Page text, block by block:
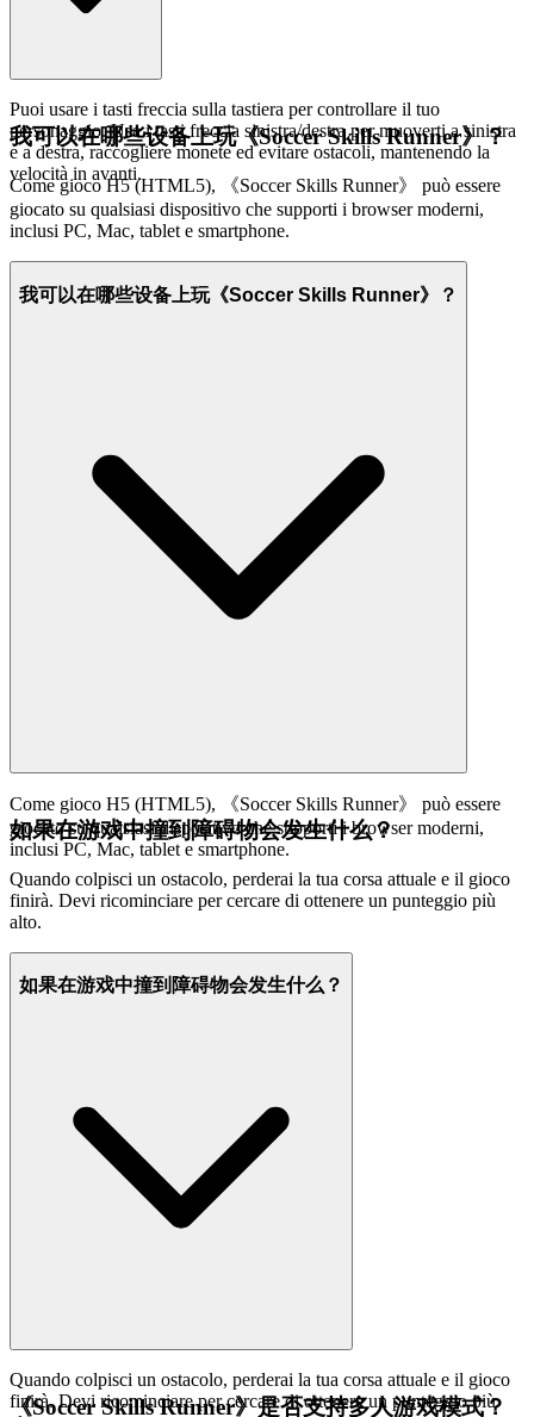
Puoi usare i tasti freccia sulla tastiera per controllare il tuo
personaggio. Usa i tasti freccia sinistra/destra per muoverti a sinistra
e a destra, raccogliere monete ed evitare ostacoli, mantenendo la
velocità in avanti.
我可以在哪些设备上玩《Soccer Skills Runner》？
Come gioco H5 (HTML5), 《Soccer Skills Runner》 può essere
giocato su qualsiasi dispositivo che supporti i browser moderni,
inclusi PC, Mac, tablet e smartphone.
我可以在哪些设备上玩《Soccer Skills Runner》？
Come gioco H5 (HTML5), 《Soccer Skills Runner》 può essere
giocato su qualsiasi dispositivo che supporti i browser moderni,
inclusi PC, Mac, tablet e smartphone.
如果在游戏中撞到障碍物会发生什么？
Quando colpisci un ostacolo, perderai la tua corsa attuale e il gioco
finirà. Devi ricominciare per cercare di ottenere un punteggio più
alto.
如果在游戏中撞到障碍物会发生什么？
Quando colpisci un ostacolo, perderai la tua corsa attuale e il gioco
finirà. Devi ricominciare per cercare di ottenere un punteggio più
《Soccer Skills Runner》是否支持多人游戏模式？